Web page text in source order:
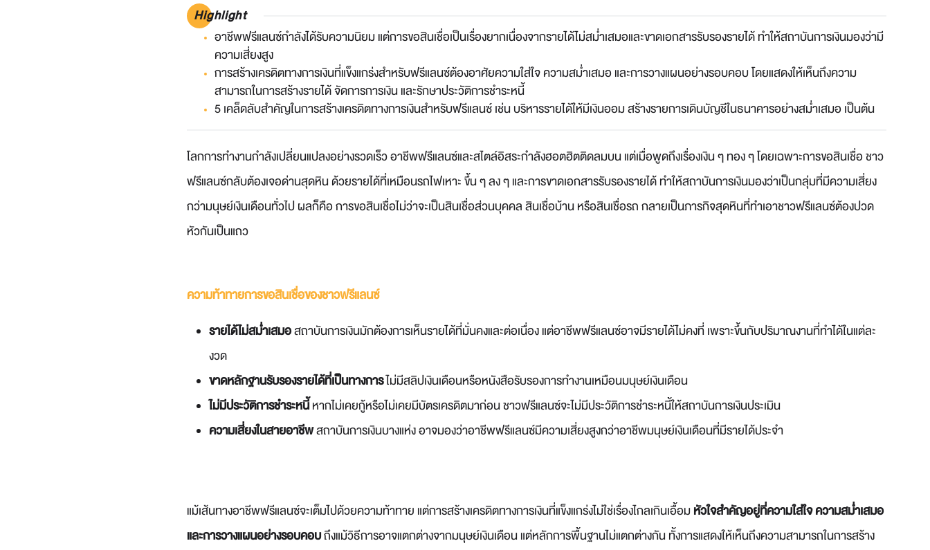
Highlight
อาชีพฟรีแลนซ์กำลังได้รับความนิยม แต่การขอสินเชื่อเป็นเรื่องยากเนื่องจากรายได้ไม่สม่ำเสมอและขาดเอกสารรับรองรายได้ ทำให้สถาบันการเงินมองว่ามี
ความเสี่ยงสูง
การสร้างเครดิตทางการเงินที่แข็งแกร่งสำหรับฟรีแลนซ์ต้องอาศัยความใส่ใจ ความสม่ำเสมอ และการวางแผนอย่างรอบคอบ โดยแสดงให้เห็นถึงความ
สามารถในการสร้างรายได้ จัดการการเงิน และรักษาประวัติการชำระหนี้
5 เคล็ดลับสำคัญในการสร้างเครดิตทางการเงินสำหรับฟรีแลนซ์ เช่น บริหารรายได้ให้มีเงินออม สร้างรายการเดินบัญชีในธนาคารอย่างสม่ำเสมอ เป็นต้น
โลกการทำงานกำลังเปลี่ยนแปลงอย่างรวดเร็ว อาชีพฟรีแลนซ์และสไตล์อิสระกำลังฮอตฮิตติดลมบน แต่เมื่อพูดถึงเรื่องเงิน ๆ ทอง ๆ โดยเฉพาะการขอสินเชื่อ ชาว
ฟรีแลนซ์กลับต้องเจอด่านสุดหิน ด้วยรายได้ที่เหมือนรถไฟเหาะ ขึ้น ๆ ลง ๆ และการขาดเอกสารรับรองรายได้ ทำให้สถาบันการเงินมองว่าเป็นกลุ่มที่มีความเสี่ยง
กว่ามนุษย์เงินเดือนทั่วไป ผลก็คือ การขอสินเชื่อไม่ว่าจะเป็นสินเชื่อส่วนบุคคล สินเชื่อบ้าน หรือสินเชื่อรถ กลายเป็นภารกิจสุดหินที่ทำเอาชาวฟรีแลนซ์ต้องปวด
หัวกันเป็นแถว
ความท้าทายการขอสินเชื่อของชาวฟรีแลนซ์
รายได้ไม่สม่ำเสมอสถาบันการเงินมักต้องการเห็นรายได้ที่มั่นคงและต่อเนื่อง แต่อาชีพฟรีแลนซ์อาจมีรายได้ไม่คงที่ เพราะขึ้นกับปริมาณงานที่ทำได้ในแต่ละ
งวด
ขาดหลักฐานรับรองรายได้ที่เป็นทางการไม่มีสลิปเงินเดือนหรือหนังสือรับรองการทำงานเหมือนมนุษย์เงินเดือน
ไม่มีประวัติการชำระหนี้หากไม่เคยกู้หรือไม่เคยมีบัตรเครดิตมาก่อน ชาวฟรีแลนซ์จะไม่มีประวัติการชำระหนี้ให้สถาบันการเงินประเมิน
ความเสี่ยงในสายอาชีพสถาบันการเงินบางแห่ง อาจมองว่าอาชีพฟรีแลนซ์มีความเสี่ยงสูงกว่าอาชีพมนุษย์เงินเดือนที่มีรายได้ประจำ
แม้เส้นทางอาชีพฟรีแลนซ์จะเต็มไปด้วยความท้าทาย แต่การสร้างเครดิตทางการเงินที่แข็งแกร่งไม่ใช่เรื่องไกลเกินเอื้อมหัวใจสำคัญอยู่ที่ความใส่ใจ ความสม่ำเสมอ
และการวางแผนอย่างรอบคอบถึงแม้วิธีการอาจแตกต่างจากมนุษย์เงินเดือน แต่หลักการพื้นฐานไม่แตกต่างกัน ทั้งการแสดงให้เห็นถึงความสามารถในการสร้าง